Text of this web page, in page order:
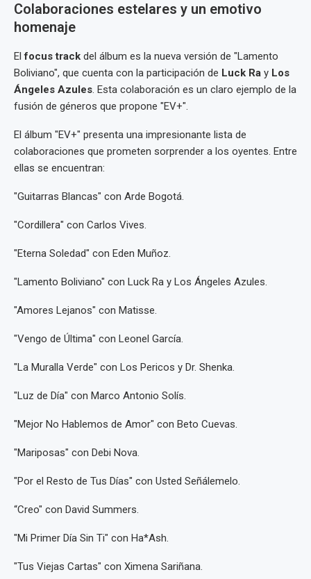
Colaboraciones estelares y un emotivo
homenaje
Elfocus track del álbum es la nueva versión de "Lamento
Boliviano", que cuenta con la participación de Luck Ra y Los
Ángeles Azules. Esta colaboración es un claro ejemplo de la
fusión de géneros que propone "EV+".
El álbum "EV+" presenta una impresionante lista de
colaboraciones que prometen sorprender a los oyentes. Entre
ellas se encuentran:
"Guitarras Blancas" con Arde Bogotá.
"Cordillera" con Carlos Vives.
"Eterna Soledad" con Eden Muñoz.
"Lamento Boliviano" con Luck Ra y Los Ángeles Azules.
"Amores Lejanos" con Matisse.
"Vengo de Última" con Leonel García.
"La Muralla Verde" con Los Pericos y Dr. Shenka.
"Luz de Día" con Marco Antonio Solís.
"Mejor No Hablemos de Amor" con Beto Cuevas.
"Mariposas" con Debi Nova.
"Por el Resto de Tus Días" con Usted Señálemelo.
“Creo" con David Summers.
"Mi Primer Día Sin Ti" con Ha*Ash.
"Tus Viejas Cartas" con Ximena Sariñana.